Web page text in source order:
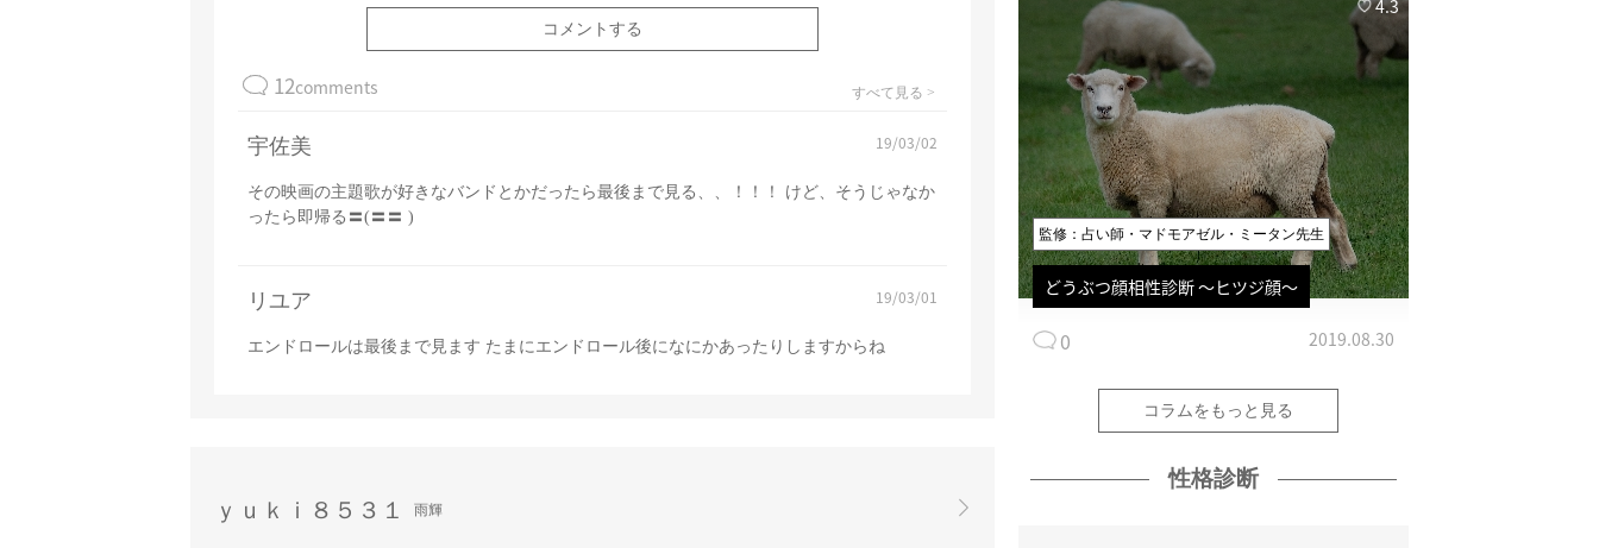
12comments すべて見る >
宇佐美 19/03/02
その映画の主題歌が好きなバンドとかだったら最後まで見る、、！！！ けど、そうじゃなか
ったら即帰る〓(〓〓 )
リユア 19/03/01
エンドロールは最後まで見ます たまにエンドロール後になにかあったりしますからね
ｙｕｋｉ８５３１ 雨輝
4.3
監修：占い師・マドモアゼル・ミータン先生
どうぶつ顔相性診断 〜ヒツジ顔〜
0 2019.08.30
コラムをもっと見る
性格診断